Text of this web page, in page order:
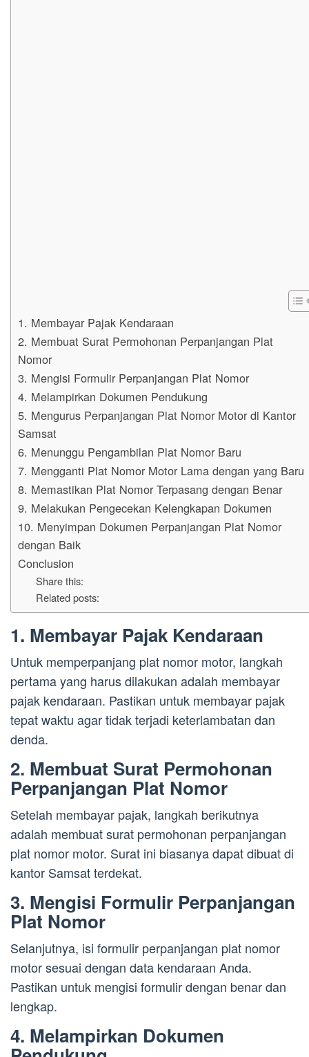
1. Membayar Pajak Kendaraan
2. Membuat Surat Permohonan Perpanjangan Plat
Nomor
3. Mengisi Formulir Perpanjangan Plat Nomor
4. Melampirkan Dokumen Pendukung
5. Mengurus Perpanjangan Plat Nomor Motor di Kantor
Samsat
6. Menunggu Pengambilan Plat Nomor Baru
7. Mengganti Plat Nomor Motor Lama dengan yang Baru
8. Memastikan Plat Nomor Terpasang dengan Benar
9. Melakukan Pengecekan Kelengkapan Dokumen
10. Menyimpan Dokumen Perpanjangan Plat Nomor
dengan Baik
Conclusion
Share this:
Related posts:
1. Membayar Pajak Kendaraan
Untuk memperpanjang plat nomor motor, langkah
pertama yang harus dilakukan adalah membayar
pajak kendaraan. Pastikan untuk membayar pajak
tepat waktu agar tidak terjadi keterlambatan dan
denda.
2. Membuat Surat Permohonan
Perpanjangan Plat Nomor
Setelah membayar pajak, langkah berikutnya
adalah membuat surat permohonan perpanjangan
plat nomor motor. Surat ini biasanya dapat dibuat di
kantor Samsat terdekat.
3. Mengisi Formulir Perpanjangan
Plat Nomor
Selanjutnya, isi formulir perpanjangan plat nomor
motor sesuai dengan data kendaraan Anda.
Pastikan untuk mengisi formulir dengan benar dan
lengkap.
4. Melampirkan Dokumen